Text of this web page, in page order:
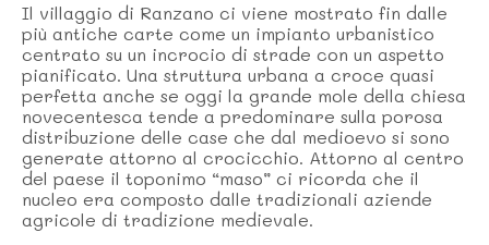
Il villaggio di Ranzano ci viene mostrato fin dalle
più antiche carte come un impianto urbanistico
centrato su un incrocio di strade con un aspetto
pianificato. Una struttura urbana a croce quasi
perfetta anche se oggi la grande mole della chiesa
novecentesca tende a predominare sulla porosa
distribuzione delle case che dal medioevo si sono
generate attorno al crocicchio. Attorno al centro
del paese il toponimo “maso” ci ricorda che il
nucleo era composto dalle tradizionali aziende
agricole di tradizione medievale.